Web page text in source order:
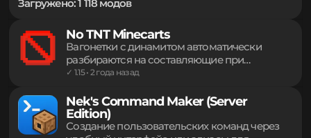
Загружено: 1 118 модов
No TNT Minecarts
Вагонетки с динамитом автоматически
разбираются на составляющие при
подобный предмет возвращается один блок
взрывчатки и одна стандартная рельсовая
вагонетка. Механика распространяется
Nek's Command Maker (Server
Edition)